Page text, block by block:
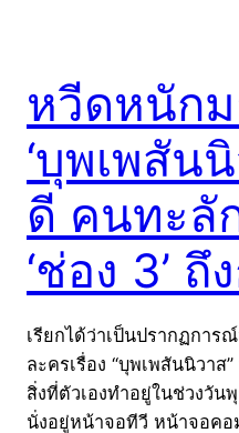
หวีดหนัก
‘บุพเพสัน
ดี คนทะลั
‘ช่อง 3’
เรียกได้ว่าเป็นปรากฏการ
ละครเรื่อง “บุพเพสันนิวาส
สิ่งที่ตัวเองทำอยู่ในช่วงวัน
นั่งอยู่หน้าจอทีวี หน้าจอค